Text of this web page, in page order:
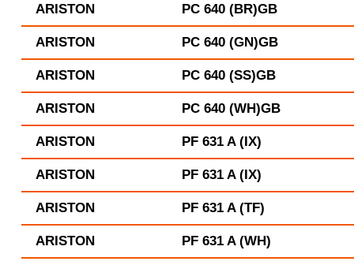
ARISTON PC 640 (BR)GB
ARISTON PC 640 (GN)GB
ARISTON PC 640 (SS)GB
ARISTON PC 640 (WH)GB
ARISTON PF 631 A (IX)
ARISTON PF 631 A (IX)
ARISTON PF 631 A (TF)
ARISTON PF 631 A (WH)